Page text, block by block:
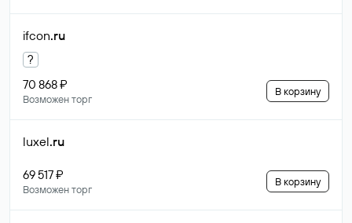
ifcon.ru
?
70 868 ₽
Возможен торг
В корзину
luxel.ru
69 517 ₽
Возможен торг
В корзину